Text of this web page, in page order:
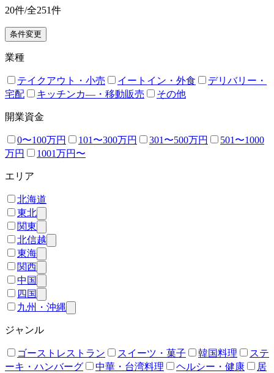
20件/全251件
条件変更
業種
テイクアウト・小売 イートイン・外食
デリバリー・
宅配
キッチンカ―・移動販売 その他
開業資金
0〜100万円 101〜300万円 301〜500万円
501〜1000
万円
1001万円〜
エリア
北海道
東北
関東
北信越
東海
関西
中国
四国
九州・沖縄
ジャンル
ゴーストレストラン スイーツ・菓子 韓国料理
ステ
ーキ・ハンバーグ
中華・台湾料理 ヘルシー・健康
居